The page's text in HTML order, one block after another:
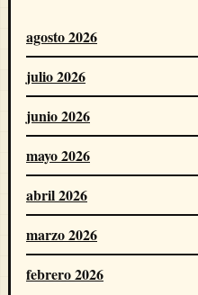
agosto 2026
julio 2026
junio 2026
mayo 2026
abril 2026
marzo 2026
febrero 2026